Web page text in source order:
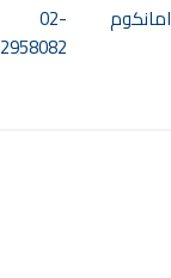
امانكوم
02-
2958082